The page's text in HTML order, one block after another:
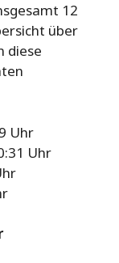
12
über
diese
Uhr
Uhr